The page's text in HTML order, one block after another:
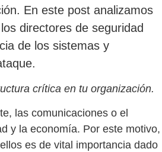
En este post analizamos
directores de seguridad
de los sistemas y
crítica en tu organización.
las comunicaciones o el
y la economía. Por este motivo,
es de vital importancia dado